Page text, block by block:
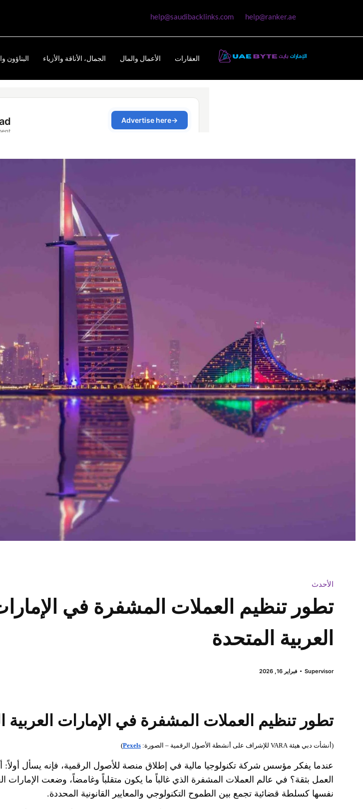
help@ranker.ae
help@saudibacklinks.com
العقارات الأعمال والمال الجمال، الأناقة والأزياء البناؤون
الأحدث
تطور تنظيم العملات المشفرة في
العربية المتحدة
Supervisor فبراير 16, 2026
تطور تنظيم العملات المشفرة في الإمارات العربية
(أنشأت دبي هيئة VARA للإشراف على أنشطة الأصول الرقمية – الصورة:
Pexels
)
عندما يفكر مؤسس شركة تكنولوجيا مالية في إطلاق منصة للأصول الرقمية، فإنه يسأل أولاً:
العمل بثقة؟ في عالم العملات المشفرة الذي غالباً ما يكون متقلباً وغامضاً، وضعت الإمارات
نفسها كسلطة قضائية تجمع بين الطموح التكنولوجي والمعايير القانونية المحددة.